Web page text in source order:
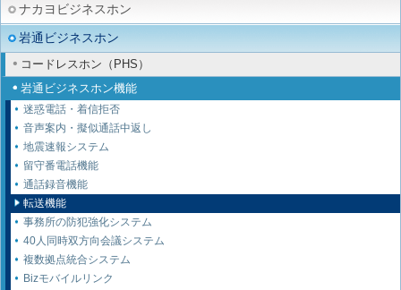
ナカヨビジネスホン
岩通ビジネスホン
コードレスホン（PHS）
岩通ビジネスホン機能
迷惑電話・着信拒否
音声案内・擬似通話中返し
地震速報システム
留守番電話機能
通話録音機能
転送機能
事務所の防犯強化システム
40人同時双方向会議システム
複数拠点統合システム
Bizモバイルリンク